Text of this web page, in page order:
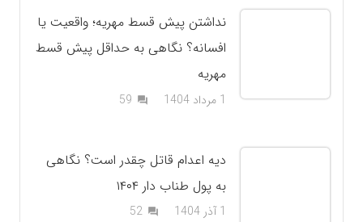
نداشتن پیش قسط مهریه؛ واقعیت یا
افسانه؟ نگاهی به حداقل پیش قسط
مهریه
1 مرداد 1404 question_answer
59دیدگاه
دیه اعدام قاتل چقدر است؟ نگاهی
به پول طناب دار ۱۴۰۴
1 آذر 1404 question_answer
52دیدگاه